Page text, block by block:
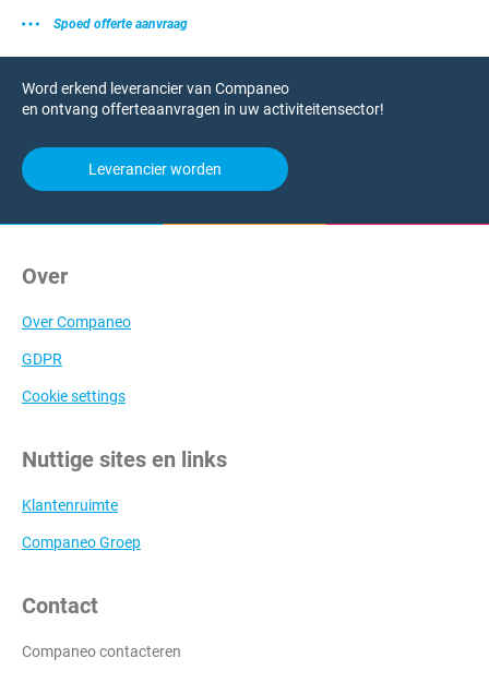
Spoed offerte aanvraag
Word erkend leverancier van Companeo
en ontvang offerteaanvragen in uw activiteitensector!
Leverancier worden
Over
Over Companeo
GDPR
Cookie settings
Nuttige sites en links
Klantenruimte
Companeo Groep
Contact
Companeo contacteren